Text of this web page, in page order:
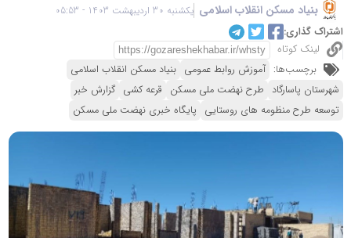
بنیاد مسکن انقلاب اسلامی یکشنبه 30 اردیبهشت 1403 - 05:53
اشتراک گذاری:
لینک کوتاه
برچسب‌ها: آموزش روابط عمومی بنیاد مسکن انقلاب اسلامی
شهرستان پاسارگاد طرح نهضت ملی مسکن قرعه کشی گزارش خبر
توسعه طرح منظومه های روستایی پایگاه خبری نهضت ملی مسکن